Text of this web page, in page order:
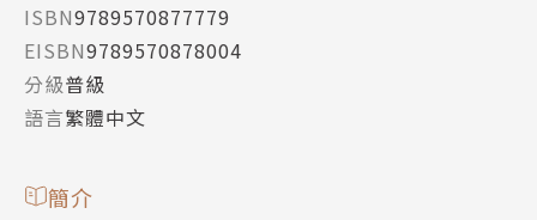
ISBN9789570877779
EISBN9789570878004
分級普級
語言繁體中文
簡介